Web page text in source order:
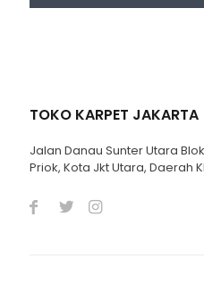
TOKO KARPET JAKARTA
Jalan Danau Sunter Utara
Priok, Kota Jkt Utara, Daerah